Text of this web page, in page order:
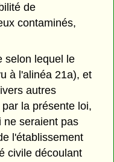
de
contaminés,
selon lequel le
à l'alinéa 21a), et
autres
la présente loi,
ne seraient pas
l'établissement
civile découlant